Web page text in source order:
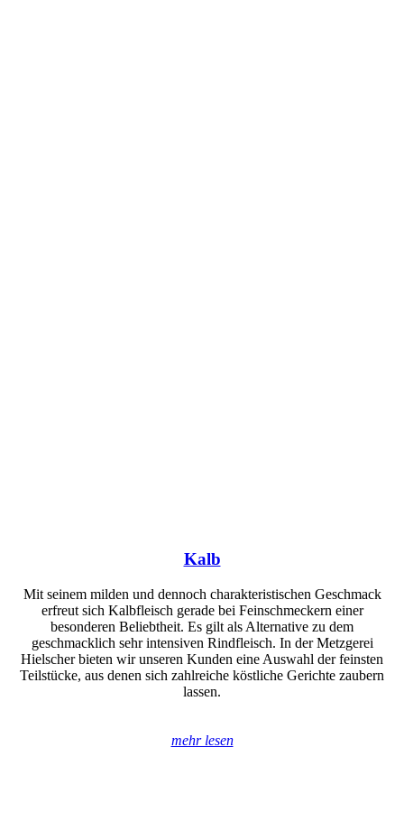
Kalb
Mit seinem milden und dennoch charakteristischen Geschmack
erfreut sich Kalbfleisch gerade bei Feinschmeckern einer
besonderen Beliebtheit. Es gilt als Alternative zu dem
geschmacklich sehr intensiven Rindfleisch. In der Metzgerei
Hielscher bieten wir unseren Kunden eine Auswahl der feinsten
Teilstücke, aus denen sich zahlreiche köstliche Gerichte zaubern
lassen.
mehr lesen